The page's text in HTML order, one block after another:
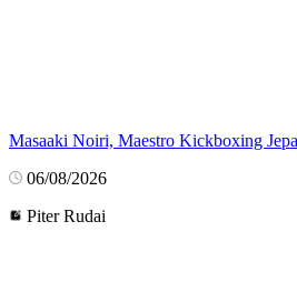
Masaaki Noiri, Maestro Kickboxing
06/08/2026
Piter Rudai